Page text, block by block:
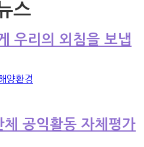
스
우리의 외침을 보냅
양환경
공익활동 자체평가